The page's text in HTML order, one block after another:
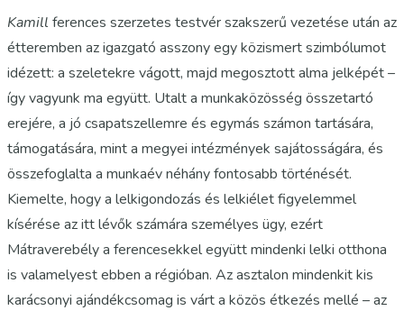
Kamill ferences szerzetes testvér szakszerű vezetése után az
étteremben az igazgató asszony egy közismert szimbólumot
idézett: a szeletekre vágott, majd megosztott alma jelképét –
így vagyunk ma együtt. Utalt a munkaközösség összetartó
erejére, a jó csapatszellemre és egymás számon tartására,
támogatására, mint a megyei intézmények sajátosságára, és
összefoglalta a munkaév néhány fontosabb történését.
Kiemelte, hogy a lelkigondozás és lelkiélet figyelemmel
kísérése az itt lévők számára személyes ügy, ezért
Mátraverebély a ferencesekkel együtt mindenki lelki otthona
is valamelyest ebben a régióban. Az asztalon mindenkit kis
karácsonyi ajándékcsomag is várt a közös étkezés mellé – az